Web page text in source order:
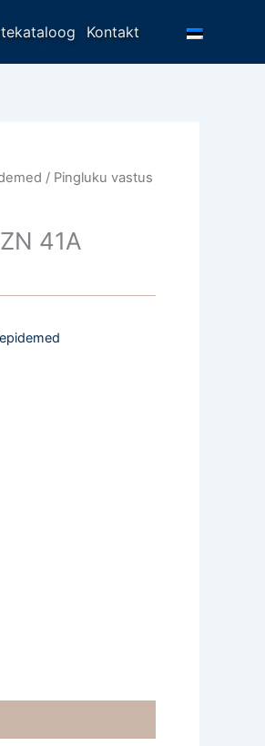
Kontakt
/ Pingluku vastus
41A